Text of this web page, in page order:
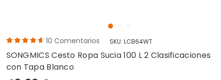
10 Comentarios SKU: LCB64WT
SONGMICS Cesto Ropa Sucia 100 L 2 Clasificaciones
con Tapa Blanco